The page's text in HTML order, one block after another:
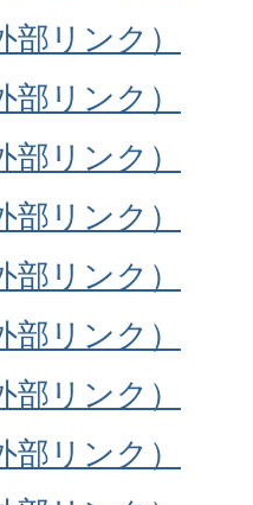
リンク）
リンク）
リンク）
リンク）
リンク）
リンク）
リンク）
リンク）